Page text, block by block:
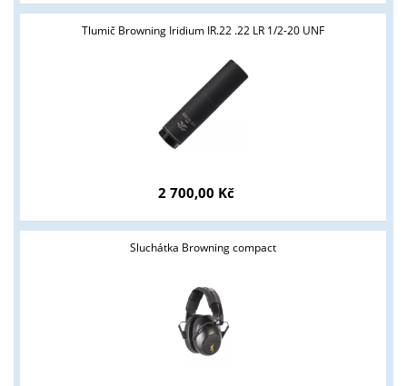
Tlumič Browning Iridium IR.22 .22 LR 1/2-20 UNF
2 700,00 Kč
Sluchátka Browning compact